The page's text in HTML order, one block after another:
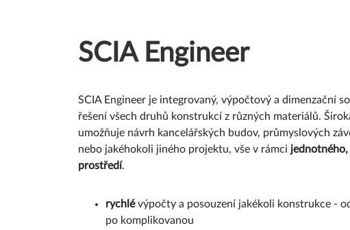
SCIA Engineer
SCIA Engineer je integrovaný, výpočtový a dimenzační
řešení všech druhů konstrukcí z různých materiálů.
umožňuje návrh kancelářských budov, průmyslových
nebo jakéhokoli jiného projektu, vše v rámci
prostředí.
rychlévýpočty a posouzení jakékoli konstrukce -
po komplikovanou